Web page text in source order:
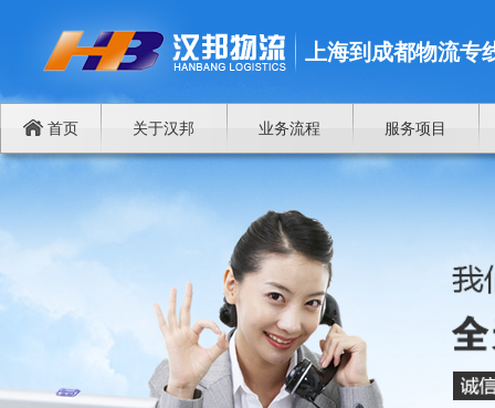
上海到成都物流专
首页 关于汉邦 业务流程 服务项目